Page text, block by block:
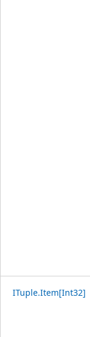
ITuple.Item[Int32]